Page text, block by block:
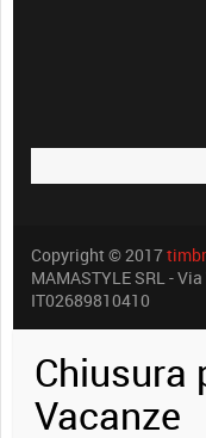
Copyright © 2017
MAMASTYLE SRL -
IT02689810410
Chiusura
Vacanze